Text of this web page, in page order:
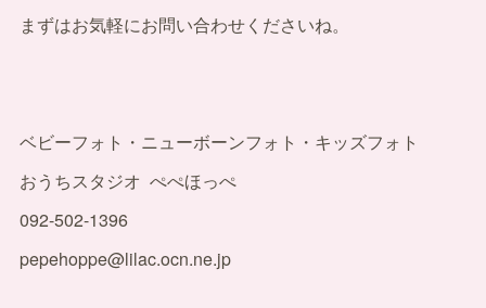
まずはお気軽にお問い合わせくださいね。
ベビーフォト・ニューボーンフォト・キッズフォト
おうちスタジオ ぺぺほっぺ
092-502-1396
pepehoppe@lilac.ocn.ne.jp